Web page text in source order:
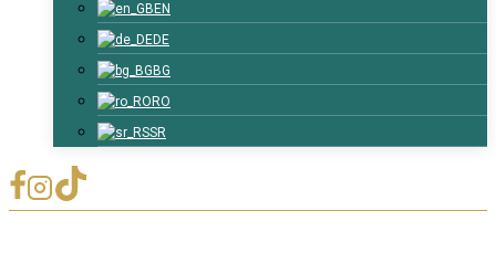
EN
DE
BG
RO
SR